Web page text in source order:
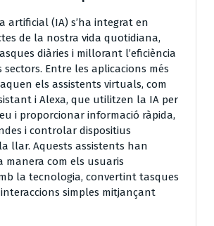
artificial (IA) s’ha integrat en
de la nostra vida quotidiana,
diàries i millorant l’eficiència
Entre les aplicacions més
els assistents virtuals, com
i Alexa, que utilitzen la IA per
i proporcionar informació ràpida,
i controlar dispositius
llar. Aquests assistents han
com els usuaris
la tecnologia, convertint tasques
simples mitjançant